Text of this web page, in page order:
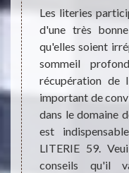
les
cette
fait
Les literies
d'une très
qu'elles soient
sommeil
récupération de
important de
dans le domaine
est
LITERIE 59.
conseils qu'il